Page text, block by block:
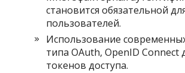
становится обязательной
пользователей.
Использование
типа OAuth, OpenID Connect
токенов доступа.